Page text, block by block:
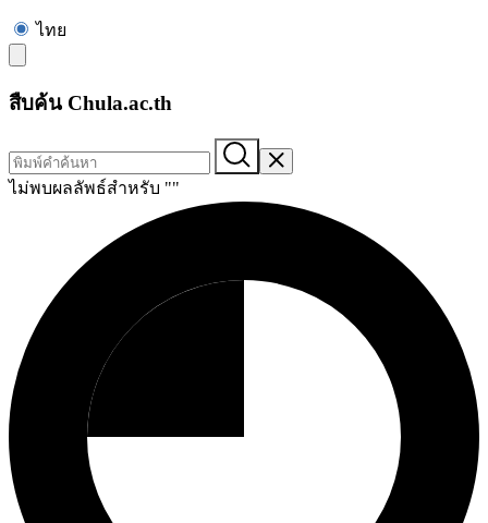
ไทย
สืบค้น Chula.ac.th
ไม่พบผลลัพธ์สำหรับ ""